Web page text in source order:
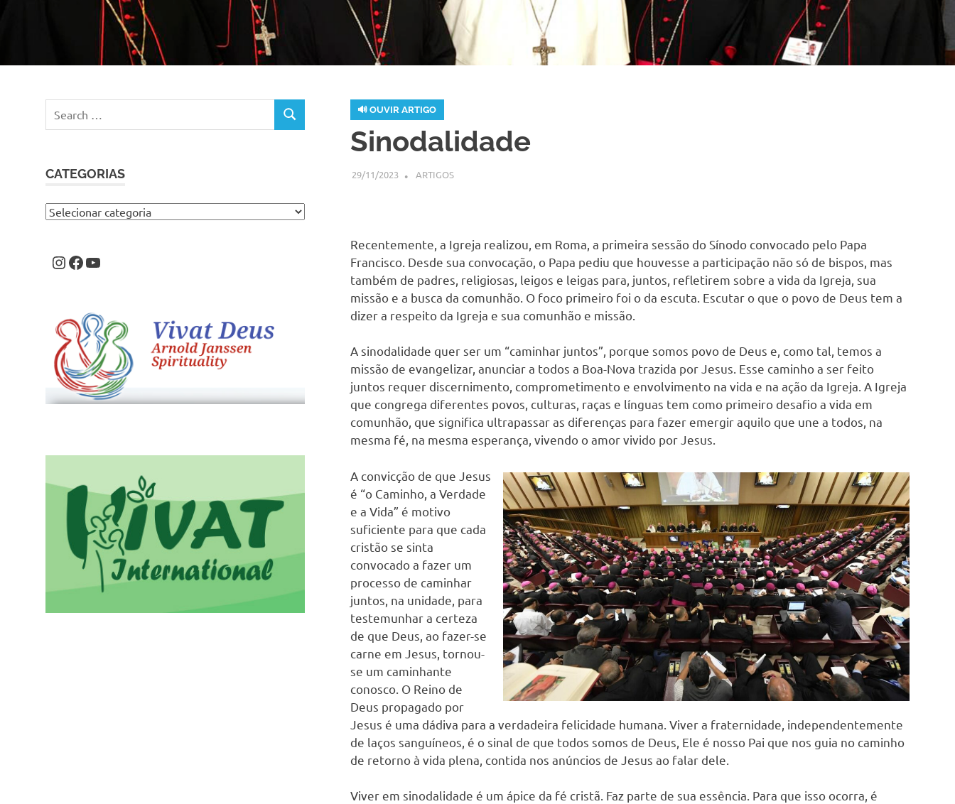
🔊 OUVIR ARTIGO
Sinodalidade
29/11/2023 SSPS BRASIL
ARTIGOS
Recentemente, a Igreja realizou, em Roma, a primeira sessão do Sínodo convocado pelo Papa
Francisco. Desde sua convocação, o Papa pediu que houvesse a participação não só de bispos, mas
também de padres, religiosas, leigos e leigas para, juntos, refletirem sobre a vida da Igreja, sua
missão e a busca da comunhão. O foco primeiro foi o da escuta. Escutar o que o povo de Deus tem a
dizer a respeito da Igreja e sua comunhão e missão.
A sinodalidade quer ser um “caminhar juntos”, porque somos povo de Deus e, como tal, temos a
missão de evangelizar, anunciar a todos a Boa-Nova trazida por Jesus. Esse caminho a ser feito
juntos requer discernimento, comprometimento e envolvimento na vida e na ação da Igreja. A Igreja
que congrega diferentes povos, culturas, raças e línguas tem como primeiro desafio a vida em
comunhão, que significa ultrapassar as diferenças para fazer emergir aquilo que une a todos, na
mesma fé, na mesma esperança, vivendo o amor vivido por Jesus.
A convicção de que Jesus
é “o Caminho, a Verdade
e a Vida” é motivo
suficiente para que cada
cristão se sinta
convocado a fazer um
processo de caminhar
juntos, na unidade, para
testemunhar a certeza
de que Deus, ao fazer-se
carne em Jesus, tornou-
se um caminhante
conosco. O Reino de
Deus propagado por
Jesus é uma dádiva para a verdadeira felicidade humana. Viver a fraternidade, independentemente
de laços sanguíneos, é o sinal de que todos somos de Deus, Ele é nosso Pai que nos guia no caminho
de retorno à vida plena, contida nos anúncios de Jesus ao falar dele.
Viver em sinodalidade é um ápice da fé cristã. Faz parte de sua essência. Para que isso ocorra, é
for:
SEARCH
CATEGORIAS
Categorias
Instagram
Facebook
Youtube